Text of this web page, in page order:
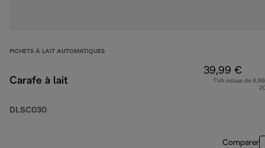
PICHETS À LAIT AUTOMATIQUES
Carafe à lait
DLSC030
39,99 €
TVA incluse de
Comparer